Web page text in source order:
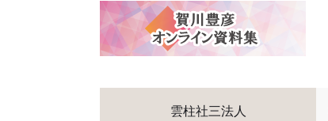
雲柱社三法人